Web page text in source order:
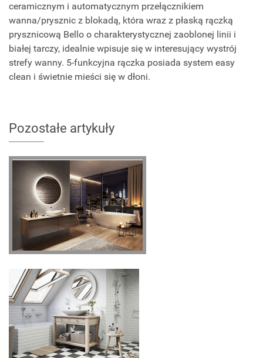
ceramicznym i automatycznym przełącznikiem
wanna/prysznic z blokadą, która wraz z płaską rączką
prysznicową Bello o charakterystycznej zaoblonej linii i
białej tarczy, idealnie wpisuje się w interesujący wystrój
strefy wanny. 5-funkcyjna rączka posiada system easy
clean i świetnie mieści się w dłoni.
Pozostałe artykuły